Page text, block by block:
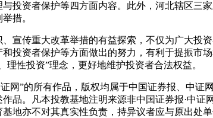
投资者保护等四方面内容。此外，河北辖区三
措。
传重大改革举措的有益探索，不仅为广大投资
投资者保护等方面做出的努力，有利于提振市
理性投资”理念，更好地维护投资者合法权益。
”的所有作品，版权均属于中国证券报、中证
。凡本投教基地注明来源非中国证券报·中证
地亦不对其真实性负责，持异议者应与原出处单